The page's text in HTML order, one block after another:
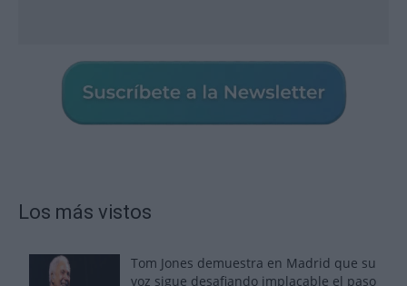
Los más vistos
Tom Jones demuestra en Madrid que su
voz sigue desafiando implacable el paso